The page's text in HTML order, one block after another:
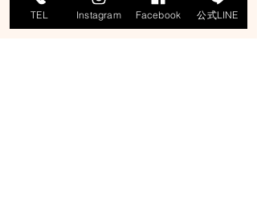
#寒鰤
TEL Instagram Facebook 公式LINE